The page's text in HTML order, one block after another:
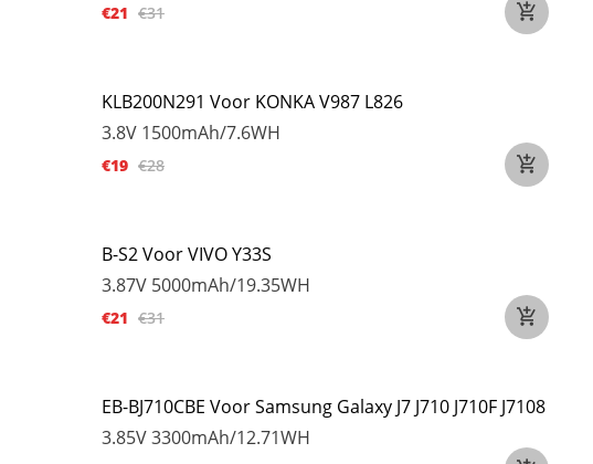
€21 €31
KLB200N291 Voor KONKA V987 L826
3.8V 1500mAh/7.6WH
€19 €28
B-S2 Voor VIVO Y33S
3.87V 5000mAh/19.35WH
€21 €31
EB-BJ710CBE Voor Samsung Galaxy J7 J710 J710F J7108
3.85V3300mAh/12.71WH